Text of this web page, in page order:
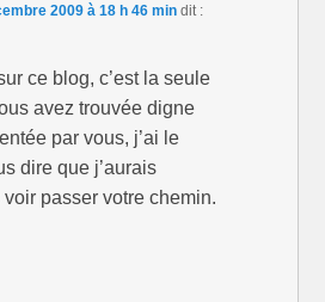
2009 à 18 h 46 min dit :
ce blog, c’est la seule
avez trouvée digne
par vous, j’ai le
dire que j’aurais
passer votre chemin.